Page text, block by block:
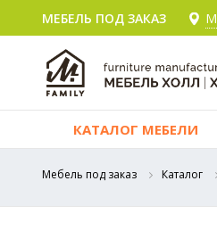
МЕБЕЛЬ ПОД ЗАКАЗ
КАТАЛОГ МЕБЕЛИ
Мебель под заказ Каталог